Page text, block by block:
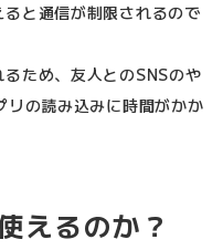
と通信が制限されるので
ため、友人とのSNSのや
リの読み込みに時間がかか
えるのか？